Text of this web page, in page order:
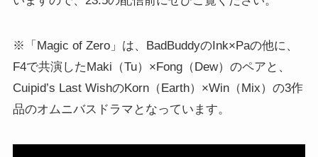
※「Magic of Zero」は、BadBuddyのInk×Paの他に、
F4で共演したMaki（Tu）×Fong（Dew）のペアと、
Cuipid’s Last WishのKorn（Earth）×Win（Mix）の3作
品のオムニバスドラマとなっています。